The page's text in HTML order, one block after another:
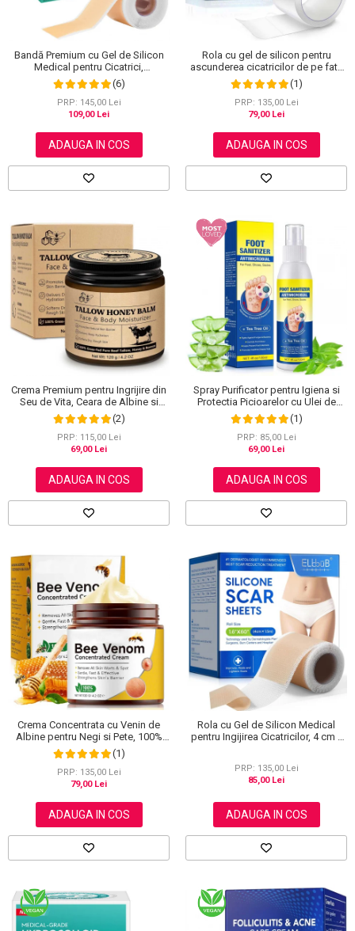
Bandă Premium cu Gel de Silicon
Medical pentru Cicatrici,
Reutilizabilă, NOVA KISS®, 4 cm x
1.5 m
(6)
PRP: 145,00 Lei
109,00 Lei
ADAUGA IN COS
Rola cu gel de silicon pentru
ascunderea cicatricilor de pe fata
sau corp, plasture reutilizabil, 2.5
cm x 1.5 m, Elaimei
(1)
PRP: 135,00 Lei
79,00 Lei
ADAUGA IN COS
Crema Premium pentru Ingrijire din
Seu de Vita, Ceara de Albine si
Miere, 100% Naturala, NOVA
KISS®, 120 g
(2)
PRP: 115,00 Lei
69,00 Lei
ADAUGA IN COS
Spray Purificator pentru Igiena si
Protectia Picioarelor cu Ulei de
Arbore de Ceai, 120 ml
(1)
PRP: 85,00 Lei
69,00 Lei
ADAUGA IN COS
Crema Concentrata cu Venin de
Albine pentru Negi si Pete, 100%
Naturala, 120 g
(1)
PRP: 135,00 Lei
79,00 Lei
ADAUGA IN COS
Rola cu Gel de Silicon Medical
pentru Ingijirea Cicatricilor, 4 cm x
PRP: 135,00 Lei
85,00 Lei
ADAUGA IN COS